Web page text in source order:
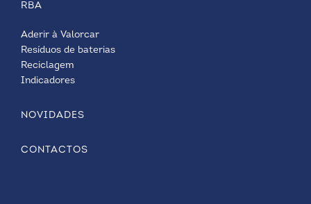
RBA
Aderir à Valorcar
Resíduos de baterias
Reciclagem
Indicadores
NOVIDADES
CONTACTOS